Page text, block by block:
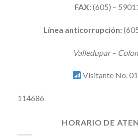
FAX:(605) –
Línea anticorrupción:
Valledupar –
Visitante No.
114686
HORARIO DE